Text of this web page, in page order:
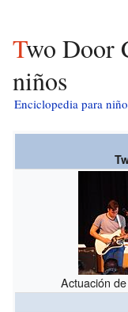
Two Door Cinema Club para
niños
Enciclopedia para
Actuación